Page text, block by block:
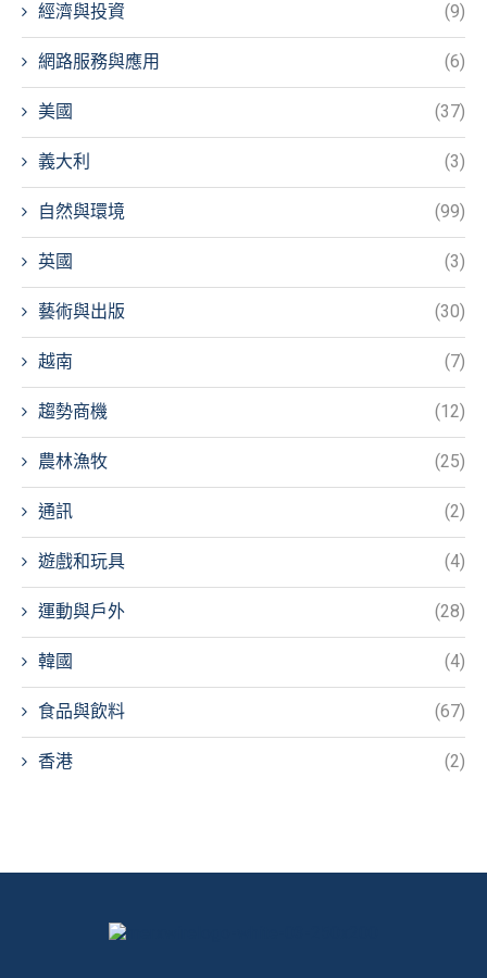
經濟與投資 (9)
網路服務與應用 (6)
美國 (37)
義大利 (3)
自然與環境 (99)
英國 (3)
藝術與出版 (30)
越南 (7)
趨勢商機 (12)
農林漁牧 (25)
通訊 (2)
遊戲和玩具 (4)
運動與戶外 (28)
韓國 (4)
食品與飲料 (67)
香港 (2)